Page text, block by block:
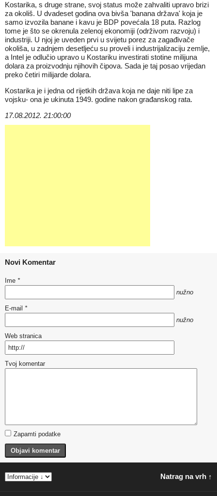
Kostarika, s druge strane, svoj status može zahvaliti upravo brizi
za okoliš. U dvadeset godina ova bivša 'banana država' koja je
samo izvozila banane i kavu je BDP povećala 18 puta. Razlog
tome je što se okrenula zelenoj ekonomiji (održivom razvoju) i
industriji. U njoj je uveden prvi u svijetu porez za zagađivače
okoliša, u zadnjem desetljeću su proveli i industrijalizaciju zemlje,
a Intel je odlučio upravo u Kostariku investirati stotine milijuna
dolara za proizvodnju njihovih čipova. Sada je taj posao vrijedan
preko četiri milijarde dolara.
Kostarika je i jedna od rijetkih država koja ne daje niti lipe za
vojsku- ona je ukinuta 1949. godine nakon građanskog rata.
17.08.2012. 21:00:00
Novi Komentar
Ime *
nužno
E-mail *
nužno
Web stranica
Tvoj komentar
Zapamti podatke
Objavi komentar
Natrag na vrh ↑